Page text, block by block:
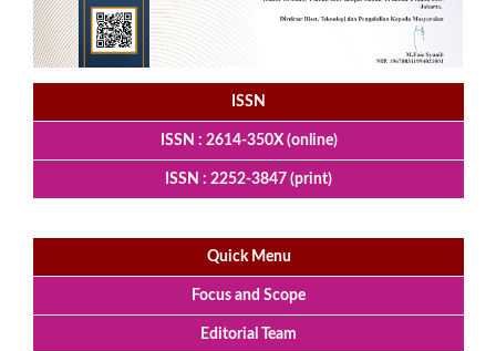
ISSN
ISSN : 2614-350X (online)
ISSN : 2252-3847 (print)
Quick Menu
Focus and Scope
Editorial Team